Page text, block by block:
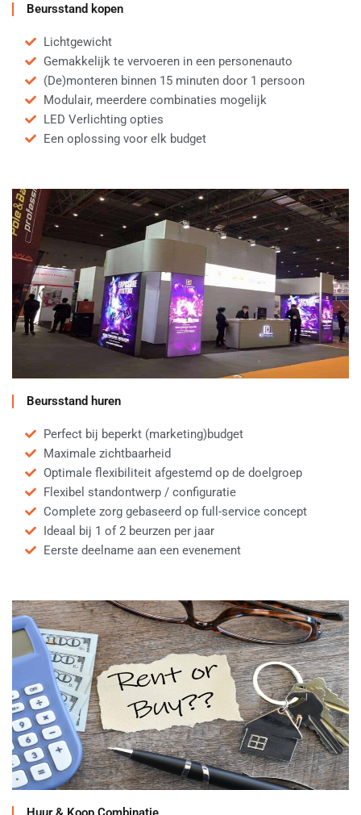
Beursstand kopen
Lichtgewicht
Gemakkelijk te vervoeren in een personenauto
(De)monteren binnen 15 minuten door 1 persoon
Modulair, meerdere combinaties mogelijk
LED Verlichting opties
Een oplossing voor elk budget
Beursstand huren
Perfect bij beperkt (marketing)budget
Maximale zichtbaarheid
Optimale flexibiliteit afgestemd op de doelgroep
Flexibel standontwerp / configuratie
Complete zorg gebaseerd op full-service concept
Ideaal bij 1 of 2 beurzen per jaar
Eerste deelname aan een evenement